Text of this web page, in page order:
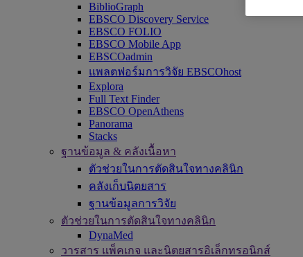
BiblioGraph
EBSCO Discovery Service
EBSCO FOLIO
EBSCO Mobile App
EBSCOadmin
แพลตฟอร์มการวิจัย EBSCOhost
Explora
Full Text Finder
EBSCO OpenAthens
Panorama
Stacks
ฐานข้อมูล & คลังเนื้อหา
ตัวช่วยในการตัดสินใจทางคลินิก
คลังเก็บนิตยสาร
ฐานข้อมูลการวิจัย
ตัวช่วยในการตัดสินใจทางคลินิก
DynaMed
วารสาร แพ็คเกจ และนิตยสารอิเล็กทรอนิกส์